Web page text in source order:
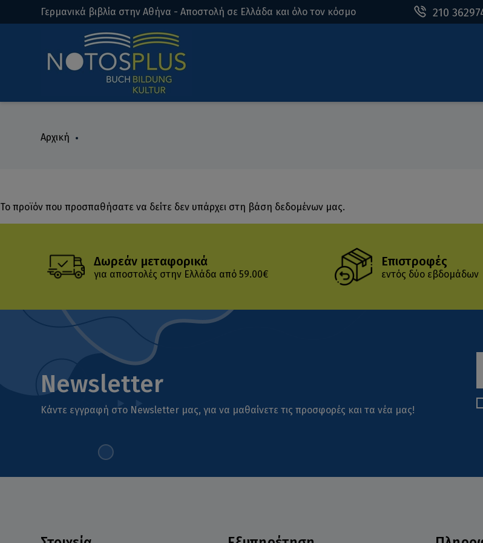
210
Γερμανικά βιβλία στην Αθήνα - Αποστολή σε Ελλάδα και όλο τον κόσμο
Αρχική
Το προϊόν που προσπαθήσατε να δείτε δεν υπάρχει στη βάση δεδομένων μας.
Δωρεάν μεταφορικά
για αποστολές στην Ελλάδα από 59.00€
Επιστροφές
εντός δύο εβδομάδων
Newsletter
Κάντε εγγραφή στο Newsletter μας, για να μαθαίνετε τις προσφορές και τα νέα μας!